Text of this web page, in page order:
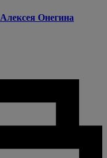
Алексея Онегина